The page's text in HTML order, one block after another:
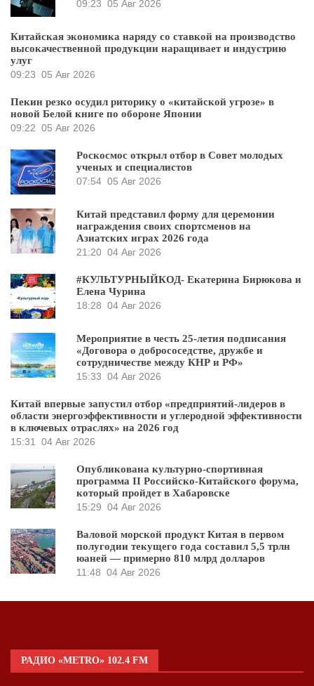
09:23 05 Авг 2026
Китайская экономика наряду со ставкой на производство
высокачественной продукции наращивает и индустрию
улуг
09:23 05 Авг 2026
Пекин резко осудил риторику о «китайской угрозе» в
новой Белой книге по обороне Японии
09:22 05 Авг 2026
Роскосмос открыл отбор в Совет молодых
ученых и специалистов
07:54 05 Авг 2026
Китай представил форму для церемонии
награждения своих спортсменов на
Азиатских играх 2026 года
21:20 04 Авг 2026
#КУЛЬТУРНЫЙКОД- Екатерина Бирюкова и
Елена Чурина
18:28 04 Авг 2026
Мероприятие в честь 25-летия подписания
«Договора о добрососедстве, дружбе и
сотрудничестве между КНР и РФ»
15:33 04 Авг 2026
Китай впервые запустил отбор «предприятий-лидеров в
области энергоэффективности и углеродной эффективности
в ключевых отраслях» на 2026 год
15:31 04 Авг 2026
Опубликована культурно-спортивная
программа II Российско-Китайского форума,
который пройдет в Хабаровске
15:29 04 Авг 2026
Валовой морской продукт Китая в первом
полугодии текущего года составил 5,5 трлн
юаней — примерно 810 млрд долларов
11:48 04 Авг 2026
РАДИО «METRO» 102.4 FM